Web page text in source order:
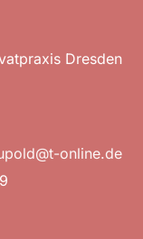
Dresden
online.de